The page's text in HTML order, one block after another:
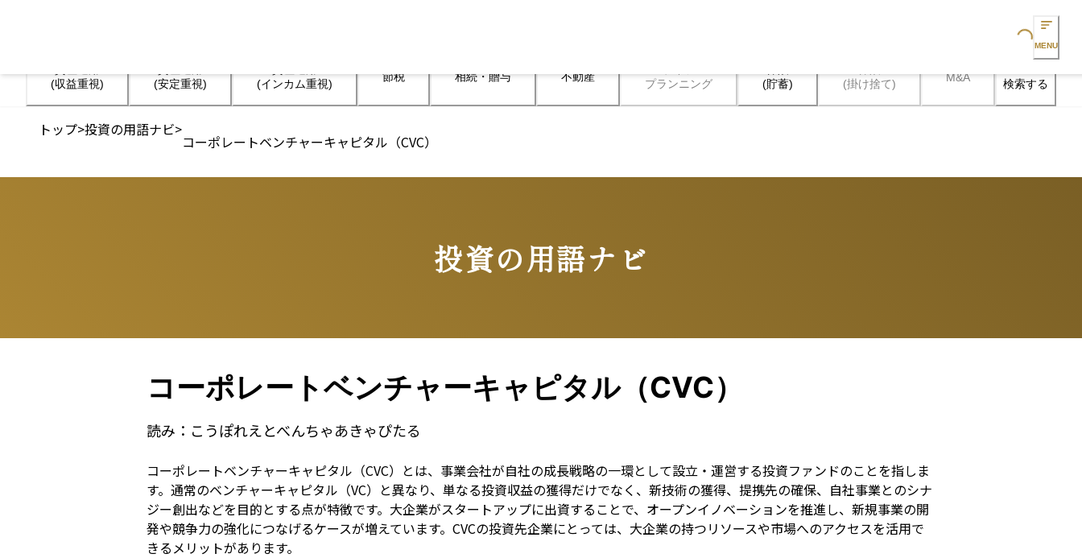
Loading...
MENU
(収益重視)
(安定重視)
(インカム重視)
節税 相続・贈与 不動産
プランニング
(貯蓄)
(掛け捨て)
M&A 検索する
トップ>投資の用語ナビ>
コーポレートベンチャーキャピタル（CVC）
投資の用語ナビ
Terms
コーポレートベンチャーキャピタル（CVC）
読み： こうぽれえとべんちゃあきゃぴたる
コーポレートベンチャーキャピタル（CVC）とは、事業会社が自社の成長戦略の一環として設立・運営する投資ファンドのことを指しま
す。通常のベンチャーキャピタル（VC）と異なり、単なる投資収益の獲得だけでなく、新技術の獲得、提携先の確保、自社事業とのシナ
ジー創出などを目的とする点が特徴です。大企業がスタートアップに出資することで、オープンイノベーションを推進し、新規事業の開
発や競争力の強化につなげるケースが増えています。CVCの投資先企業にとっては、大企業の持つリソースや市場へのアクセスを活用で
きるメリットがあります。